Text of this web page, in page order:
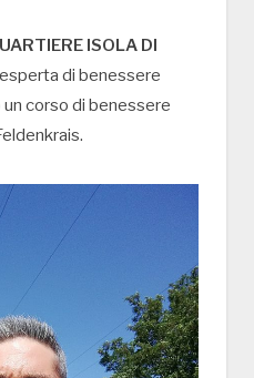
ISOLA DI
di benessere
corso di benessere